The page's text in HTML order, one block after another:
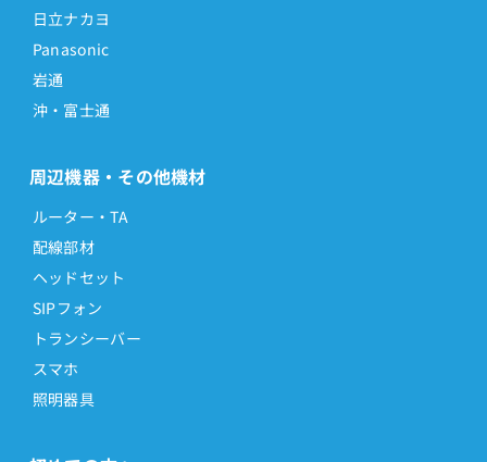
日立ナカヨ
Panasonic
岩通
沖・富士通
周辺機器・その他機材
ルーター・TA
配線部材
ヘッドセット
SIPフォン
トランシーバー
スマホ
照明器具